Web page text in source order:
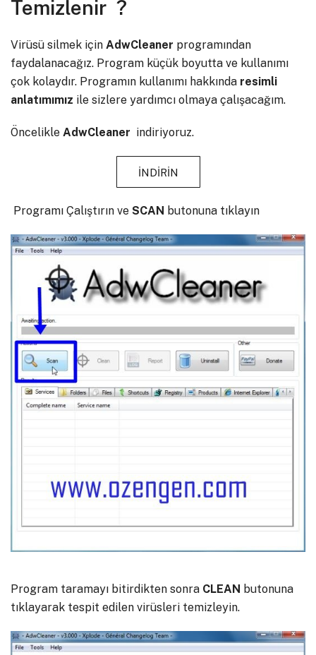
Temizlenir ?
Virüsü silmek için AdwCleaner programından
faydalanacağız. Program küçük boyutta ve kullanımı
çok kolaydır. Programın kullanımı hakkında resimli
anlatımımız ile sizlere yardımcı olmaya çalışacağım.
Öncelikle AdwCleaner indiriyoruz.
İNDİRİN
Programı Çalıştırın ve SCAN butonuna tıklayın
Program taramayı bitirdikten sonra CLEAN butonuna
tıklayarak tespit edilen virüsleri temizleyin.